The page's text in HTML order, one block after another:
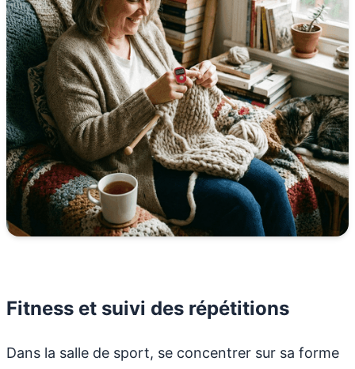
Fitness et suivi des répétitions
Dans la salle de sport, se concentrer sur sa forme